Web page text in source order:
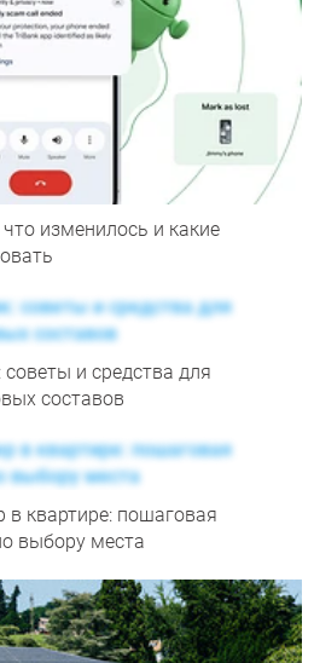
изменилось и какие
и средства для
составов
в квартире: пошаговая
выбору места